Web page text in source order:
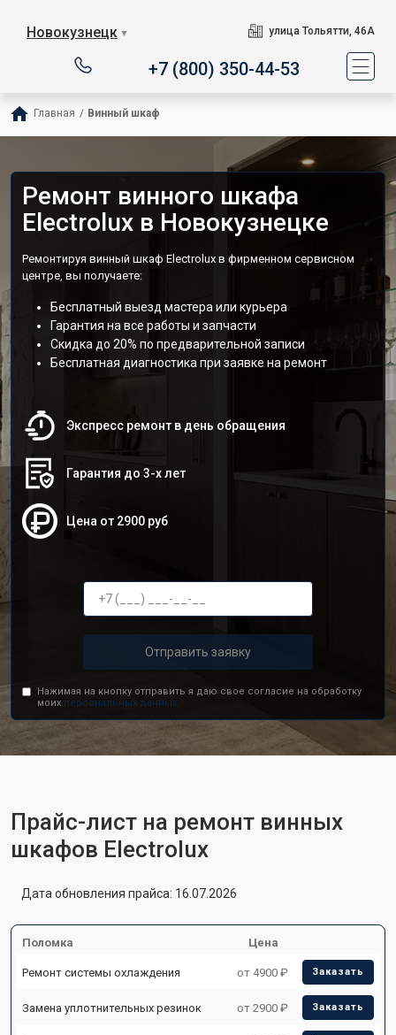
Новокузнецк ▼ улица Тольятти, 46А
+7 (800) 350-44-53
Главная / Винный шкаф
Ремонт винного шкафа
Electrolux в Новокузнецке
Ремонтируя винный шкаф Electrolux в фирменном сервисном
центре, вы получаете:
Бесплатный выезд мастера или курьера
Гарантия на все работы и запчасти
Скидка до 20% по предварительной записи
Бесплатная диагностика при заявке на ремонт
Экспресс ремонт в день обращения
Гарантия до 3-х лет
Цена от 2900 руб
Отправить заявку
Нажимая на кнопку отправить я даю свое согласие на обработку
моих персональных данных.
Прайс-лист на ремонт винных
шкафов Electrolux
Дата обновления прайса: 16.07.2026
Поломка Цена
Ремонт системы охлаждения от 4900 ₽ Заказать
Замена уплотнительных резинок от 2900 ₽ Заказать